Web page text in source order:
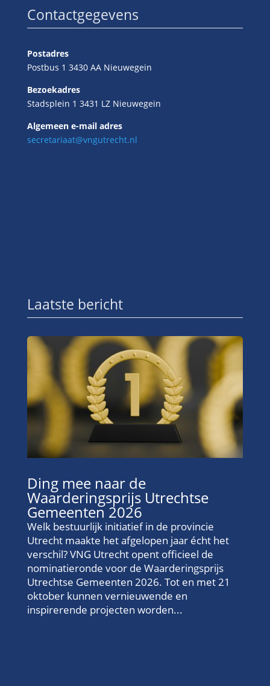
Contactgegevens
Postadres
Postbus 1 3430 AA Nieuwegein
Bezoekadres
Stadsplein 1 3431 LZ Nieuwegein
Algemeen e-mail adres
secretariaat@vngutrecht.nl
Laatste bericht
Ding mee naar de
Waarderingsprijs Utrechtse
Gemeenten 2026
Welk bestuurlijk initiatief in de provincie
Utrecht maakte het afgelopen jaar écht het
verschil? VNG Utrecht opent officieel de
nominatieronde voor de Waarderingsprijs
Utrechtse Gemeenten 2026. Tot en met 21
oktober kunnen vernieuwende en
inspirerende projecten worden...